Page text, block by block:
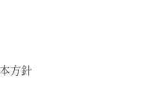
騨高山 結の湯
方針